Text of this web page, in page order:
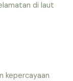
di laut
kepercayaan